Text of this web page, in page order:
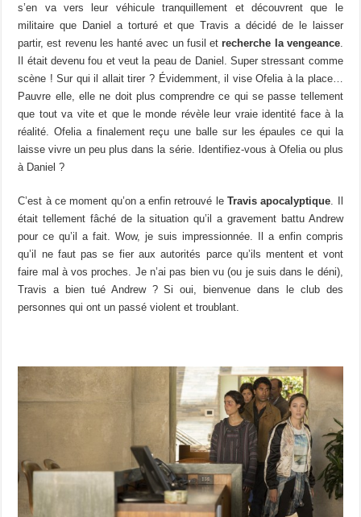
s’en va vers leur véhicule tranquillement et découvrent que le
militaire que Daniel a torturé et que Travis a décidé de le laisser
partir, est revenu les hanté avec un fusil etrecherche la vengeance.
Il était devenu fou et veut la peau de Daniel. Super stressant comme
scène ! Sur qui il allait tirer ? Évidemment, il vise Ofelia à la place…
Pauvre elle, elle ne doit plus comprendre ce qui se passe tellement
que tout va vite et que le monde révèle leur vraie identité face à la
réalité. Ofelia a finalement reçu une balle sur les épaules ce qui la
laisse vivre un peu plus dans la série. Identifiez-vous à Ofelia ou plus
à Daniel ?
C’est à ce moment qu’on a enfin retrouvé leTravis apocalyptique
était tellement fâché de la situation qu’il a gravement battu Andrew
pour ce qu’il a fait. Wow, je suis impressionnée. Il a enfin compris
qu’il ne faut pas se fier aux autorités parce qu’ils mentent et vont
faire mal à vos proches. Je n’ai pas bien vu (ou je suis dans le déni),
Travis a bien tué Andrew ? Si oui, bienvenue dans le club des
personnes qui ont un passé violent et troublant.